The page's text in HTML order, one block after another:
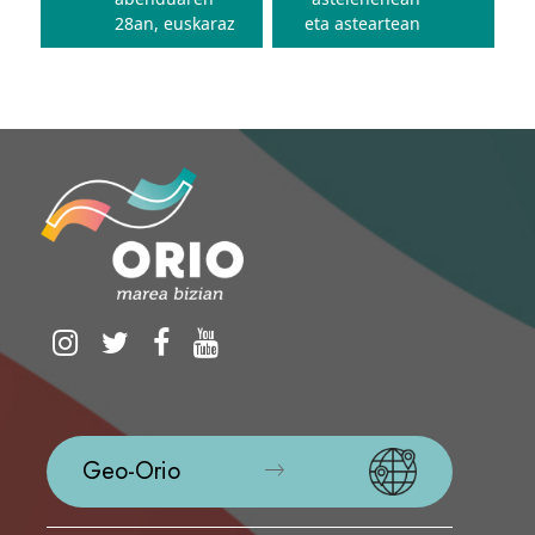
28an, euskaraz
eta asteartean
Geo-Orio